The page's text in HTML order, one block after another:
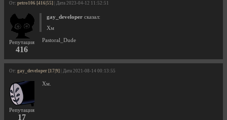
От: petro106 [416|55] | Дата 2023-04-12 11:52:51
Репутация
416
gay_developer сказал:
Хм
Pastoral_Dude
От: gay_developer [17|9] | Дата 2021-08-14 00:13:55
Репутация
17
Хм.